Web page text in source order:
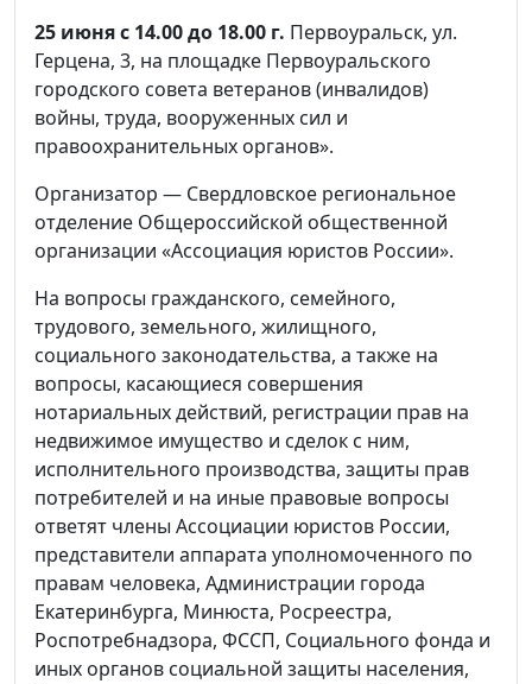
25 июня с 14.00 до 18.00 г. Первоуральск, ул.
Герцена, 3, на площадке Первоуральского
городского совета ветеранов (инвалидов)
войны, труда, вооруженных сил и
правоохранительных органов».
Организатор — Свердловское региональное
отделение Общероссийской общественной
организации «Ассоциация юристов России».
На вопросы гражданского, семейного,
трудового, земельного, жилищного,
социального законодательства, а также на
вопросы, касающиеся совершения
нотариальных действий, регистрации прав на
недвижимое имущество и сделок с ним,
исполнительного производства, защиты прав
потребителей и на иные правовые вопросы
ответят члены Ассоциации юристов России,
представители аппарата уполномоченного по
правам человека, Администрации города
Екатеринбурга, Минюста, Росреестра,
Роспотребнадзора, ФССП, Социального фонда и
иных органов социальной защиты населения,